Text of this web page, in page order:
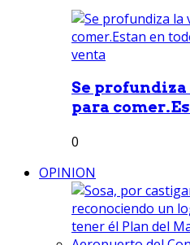
Se profundiza
para
0
OPINION